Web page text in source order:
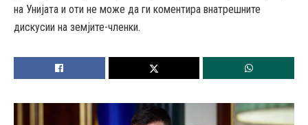
на Унијата и оти не може да ги коментира внатрешните
дискусии на земјите-членки.